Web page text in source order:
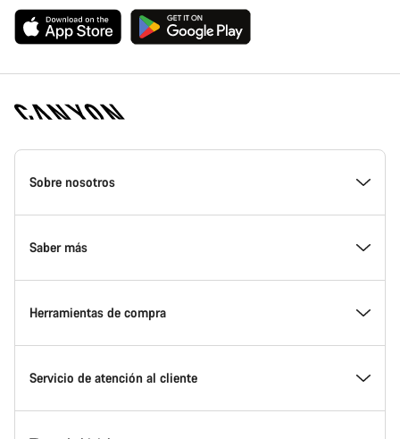
Canyon
Homepage
Sobre nosotros
Conoce Canyon
Innovación en Canyon
Canyon Factory Racing
Saber más
Eventos
Encuentra un punto de servicio Canyon
Herramientas de compra
Encuentra tu bicicleta
Servicio de atención al cliente